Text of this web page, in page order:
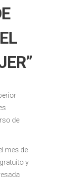
de
mes de
y